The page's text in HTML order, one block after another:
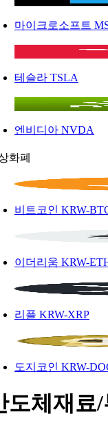
마이크로소프트
테슬라 TSLA
엔비디아 NVDA
화폐
비트코인 KRW-
이더리움 KRW-
리플 KRW-XRP
도지코인 KRW-
도체재료